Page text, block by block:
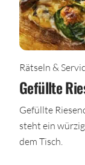
Rätseln &
Gefüllte
Gefüllte
steht ein
dem Tisch.